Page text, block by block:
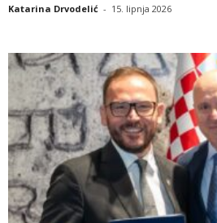
Katarina Drvodelić - 15. lipnja 2026